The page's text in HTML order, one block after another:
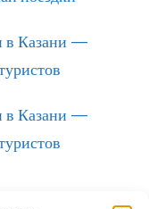
в Казани —
в Казани —